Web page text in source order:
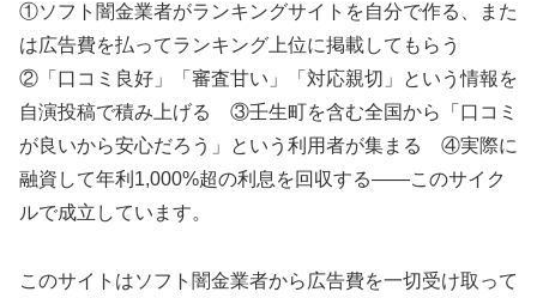
①ソフト闇金業者がランキングサイトを自分で作る、また
は広告費を払ってランキング上位に掲載してもらう
②「口コミ良好」「審査甘い」「対応親切」という情報を
自演投稿で積み上げる ③壬生町を含む全国から「口コミ
が良いから安心だろう」という利用者が集まる ④実際に
融資して年利1,000%超の利息を回収する——このサイク
ルで成立しています。
このサイトはソフト闇金業者から広告費を一切受け取って